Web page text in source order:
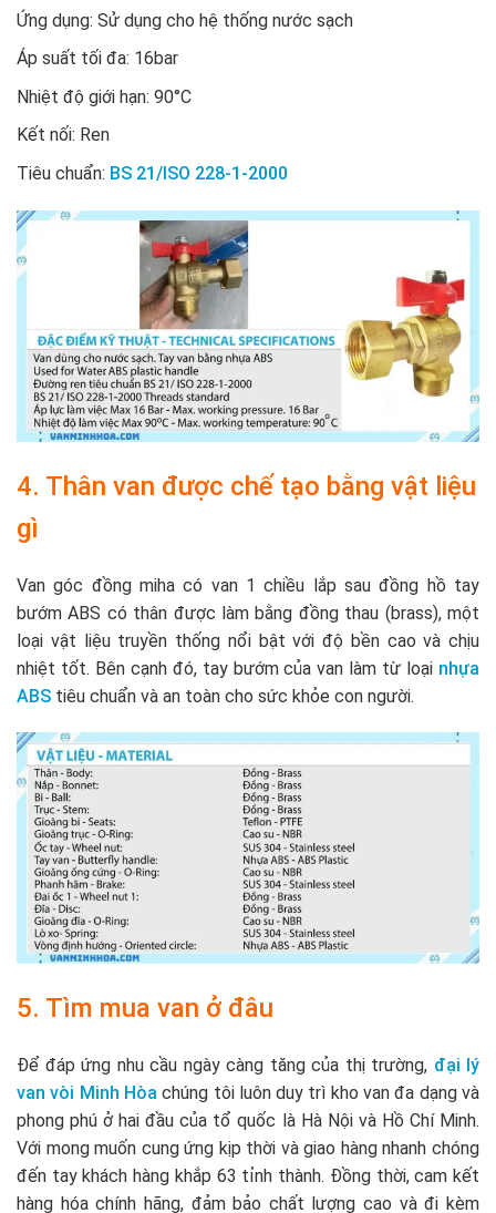
Ứng dụng: Sử dụng cho hệ thống nước sạch
Áp suất tối đa: 16bar
Nhiệt độ giới hạn: 90°C
Kết nối: Ren
Tiêu chuẩn: BS 21/ISO 228-1-2000
4. Thân van được chế tạo bằng vật liệu
gì
Van góc đồng miha có van 1 chiều lắp sau đồng hồ tay
bướm ABS có thân được làm bằng đồng thau (brass), một
loại vật liệu truyền thống nổi bật với độ bền cao và chịu
nhiệt tốt. Bên cạnh đó, tay bướm của van làm từ loại nhựa
ABS tiêu chuẩn và an toàn cho sức khỏe con người.
5. Tìm mua van ở đâu
Để đáp ứng nhu cầu ngày càng tăng của thị trường, đại lý
van vòi Minh Hòa chúng tôi luôn duy trì kho van đa dạng và
phong phú ở hai đầu của tổ quốc là Hà Nội và Hồ Chí Minh.
Với mong muốn cung ứng kịp thời và giao hàng nhanh chóng
đến tay khách hàng khắp 63 tỉnh thành. Đồng thời, cam kết
hàng hóa chính hãng, đảm bảo chất lượng cao và đi kèm